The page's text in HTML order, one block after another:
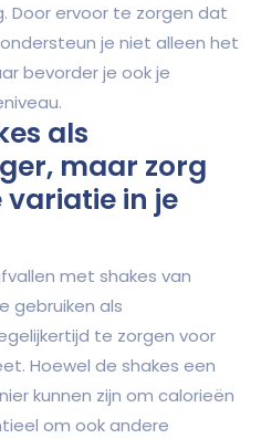
Door ervoor te zorgen dat
je niet alleen het
bevorder je ook je
als
maar zorg
in je
met shakes van
gebruiken als
te zorgen voor
Hoewel de shakes een
kunnen zijn om calorieën
om ook andere